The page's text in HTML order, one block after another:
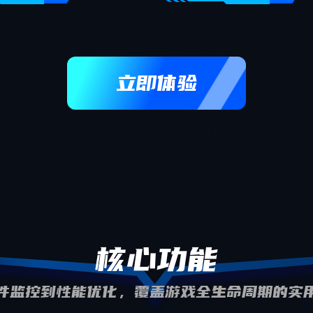
立即体验
核心功能
监控到性能优化，覆盖游戏全生命周期的实